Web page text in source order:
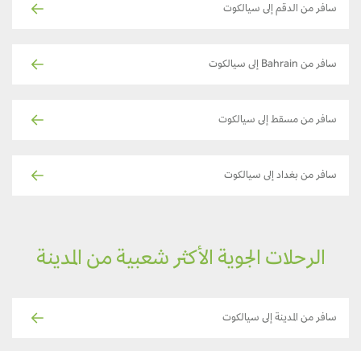
سافر من الدقم إلى سيالكوت
سافر من Bahrain إلى سيالكوت
سافر من مسقط إلى سيالكوت
سافر من بغداد إلى سيالكوت
الرحلات الجوية الأكثر شعبية من المدينة
سافر من المدينة إلى سيالكوت